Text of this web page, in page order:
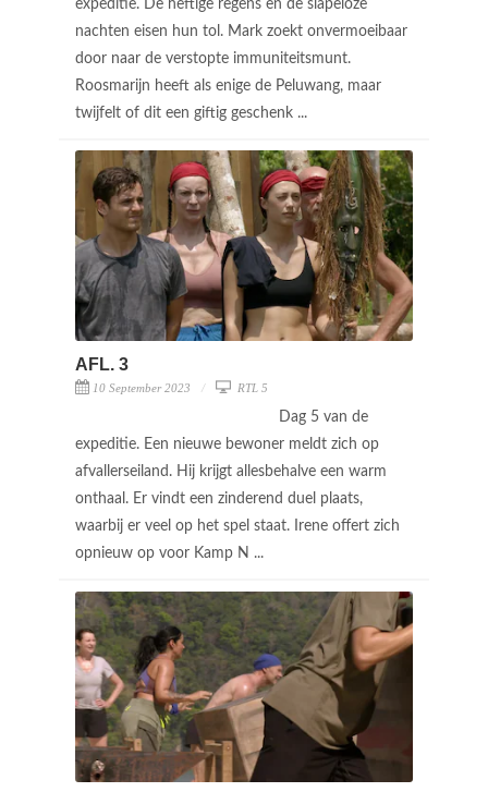
expeditie. De heftige regens en de slapeloze
nachten eisen hun tol. Mark zoekt onvermoeibaar
door naar de verstopte immuniteitsmunt.
Roosmarijn heeft als enige de Peluwang, maar
twijfelt of dit een giftig geschenk ...
AFL. 3
10 September 2023 RTL 5
Dag 5 van de
expeditie. Een nieuwe bewoner meldt zich op
afvallerseiland. Hij krijgt allesbehalve een warm
onthaal. Er vindt een zinderend duel plaats,
waarbij er veel op het spel staat. Irene offert zich
opnieuw op voor Kamp N ...